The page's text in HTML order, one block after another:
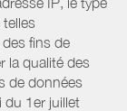
fins de
la qualité des
de données
du 1er juillet